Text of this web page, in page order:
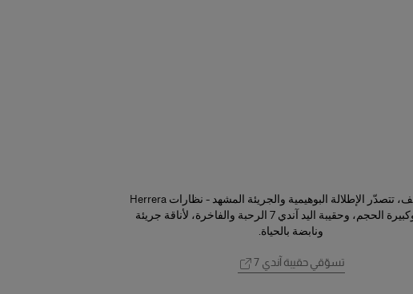
هذا الخريف، تتصدّر الإطلالة البوهيمية والجريئة المشهد - نظارات Herrera
الأنيقة وكبيرة الحجم، وحقيبة اليد آندي 7 الرحبة والفاخرة، لأناقة جريئة
ونابضة بالحياة.
تسوّقي حقيبة آندي 7